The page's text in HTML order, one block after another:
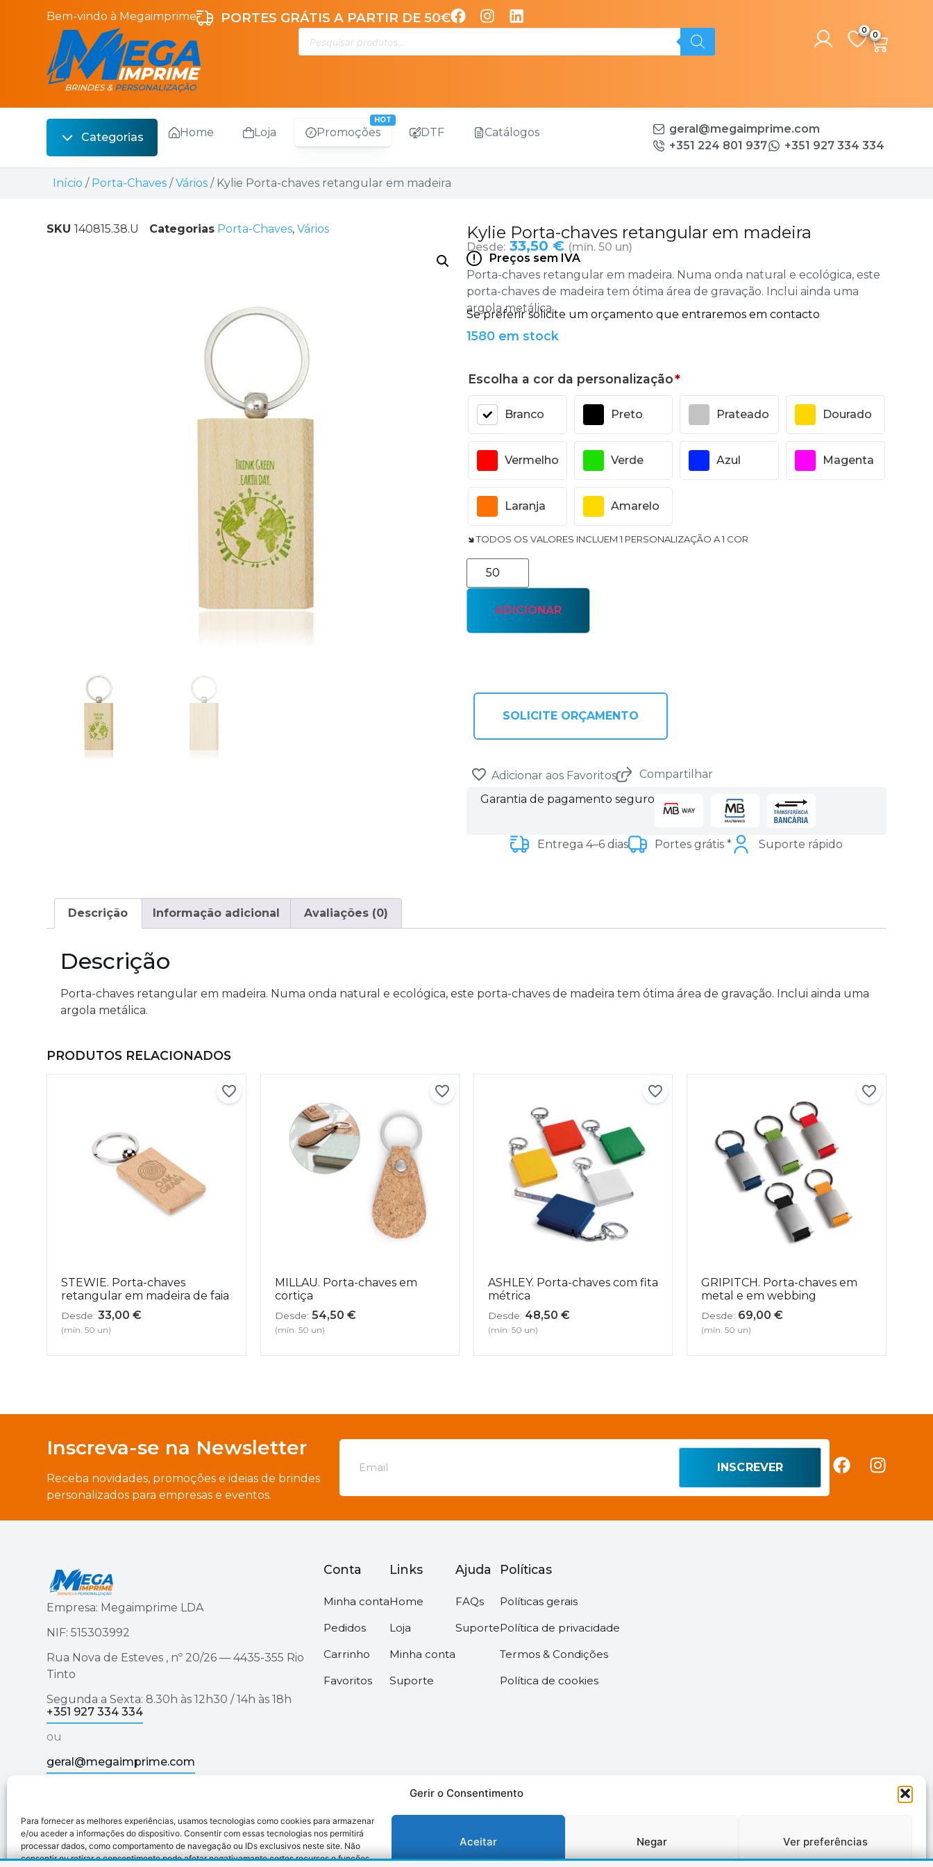
Gerir o Consentimento
Para fornecer as melhores experiências, usamos tecnologias como cookies para armazenar
e/ou aceder a informações do dispositivo. Consentir com essas tecnologias nos permitirá
processar dados, como comportamento de navegação ou IDs exclusivos neste site. Não
consentir ou retirar o consentimento pode afetar negativamante certos recursos e funções.
Aceitar Negar Ver preferências
Bem-vindo à Megaimprime PORTES GRÁTIS A PARTIR DE 50€
0
Categorias
Escrita
Bebidas
Sacos
Home Loja Promoções DTF Catálogos
geral@megaimprime.com
+351 224 801 937
+351 927 334 334
Início / Porta-Chaves /Vários / Kylie Porta-chaves retangular em madeira
SKU140815.38.U Categorias Porta-Chaves,Vários Kylie Porta-chaves retangular em madeira
Desde: 33,50 € (mín. 50 un)
Preços sem IVA
Porta-chaves retangular em madeira. Numa onda natural e ecológica, este
porta-chaves de madeira tem ótima área de gravação. Inclui ainda uma
argola metálica.
1580 em stock
Escolha a cor da personalização*
Branco Preto Prateado Dourado
Vermelho Verde Azul Magenta
Laranja Amarelo
🢆 TODOS OS VALORES INCLUEM 1 PERSONALIZAÇÃO A 1 COR
ADICIONAR
SOLICITE ORÇAMENTO
Adicionar aos Favoritos
Compartilhar
Garantia de pagamento seguro
Entrega 4–6 dias Portes grátis * Suporte rápido
Descrição Informação adicional Avaliações (0)
Descrição
Porta-chaves retangular em madeira. Numa onda natural e ecológica, este porta-chaves de madeira tem ótima área de gravação. Inclui ainda uma
argola metálica.
PRODUTOS RELACIONADOS
STEWIE. Porta-chaves
retangular em madeira de faia
Desde: 33,00€
(mín. 50 un)
MILLAU. Porta-chaves em
cortiça
Desde: 54,50 €
(mín. 50 un)
ASHLEY. Porta-chaves com fita
métrica
Desde: 48,50 €
(mín. 50 un)
GRIPITCH. Porta-chaves em
metal e em webbing
Desde: 69,00€
(mín. 50 un)
Inscreva-se na Newsletter
Receba novidades, promoções e ideias de brindes
personalizados para empresas e eventos.
INSCREVER
Empresa: Megaimprime LDA
NIF: 515303992
Rua Nova de Esteves , nº 20/26 — 4435-355 Rio
Tinto
Segunda a Sexta: 8.30h às 12h30 / 14h às 18h
+351 927 334 334
ou
geral@megaimprime.com
Conta
Minha conta
Pedidos
Carrinho
Favoritos
Links
Home
Loja
Minha conta
Suporte
Ajuda
FAQs
Suporte
Políticas
Políticas gerais
Política de privacidade
Termos & Condições
Política de cookies
Megaimprime © 2025 | Todos os Direitos Reservados –Desenvolvido pela somos6digital